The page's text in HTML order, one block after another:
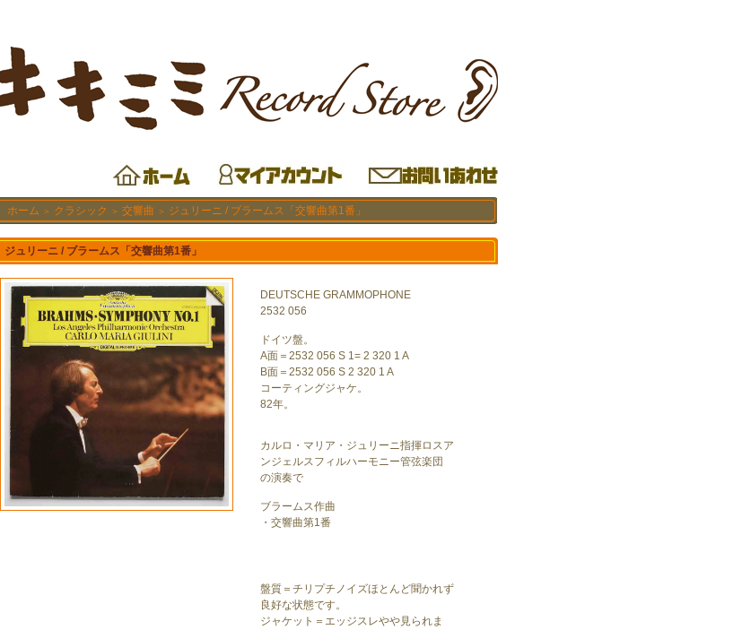
ホーム ＞ クラシック ＞ 交響曲 ＞ ジュリーニ / ブラームス「交響曲第1番」
ジュリーニ / ブラームス「交響曲第1番」
DEUTSCHE GRAMMOPHONE
2532 056
ドイツ盤。
A面＝2532 056 S 1= 2 320 1 A
B面＝2532 056 S 2 320 1 A
コーティングジャケ。
82年。
カルロ・マリア・ジュリーニ指揮ロスア
ンジェルスフィルハーモニー管弦楽団
の演奏で
ブラームス作曲
・交響曲第1番
盤質＝チリプチノイズほとんど聞かれず
良好な状態です。
ジャケット＝エッジスレやや見られま